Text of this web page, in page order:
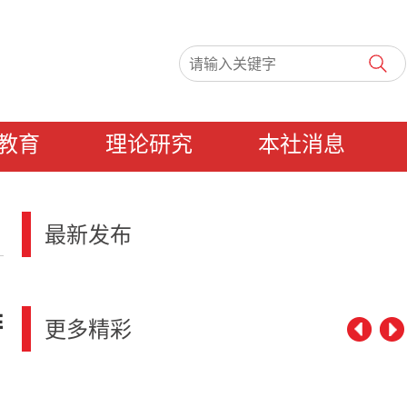
育 理论研究 本社消息
最新发布
更多精彩